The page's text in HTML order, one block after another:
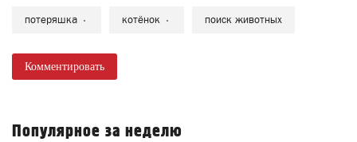
потеряшка котёнок поиск животных
Комментировать
Популярное за неделю